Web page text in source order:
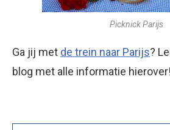
Picknick Parijs
Ga jij met de trein naar Parijs?
blog met alle informatie